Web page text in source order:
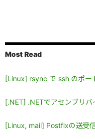
Most Read
[Linux] rsync で ssh のポー
[.NET] .NETでアセンブリ
[Linux, mail] Postfixの送受